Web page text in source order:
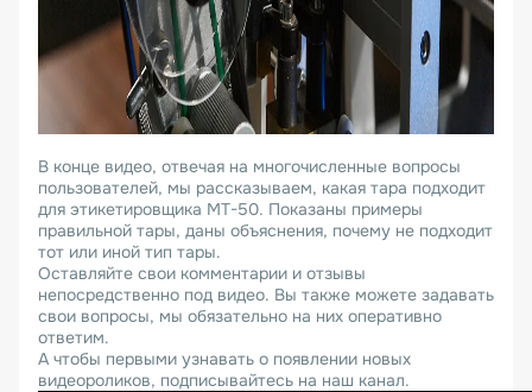
В конце видео, отвечая на многочисленные вопросы
пользователей, мы рассказываем, какая тара подходит
для этикетировщика MT-50. Показаны примеры
правильной тары, даны объяснения, почему не подходит
тот или иной тип тары.
Оставляйте свои комментарии и отзывы
непосредственно под видео. Вы также можете задавать
свои вопросы, мы обязательно на них оперативно
ответим.
А чтобы первыми узнавать о появлении новых
видеороликов, подписывайтесь на наш канал.